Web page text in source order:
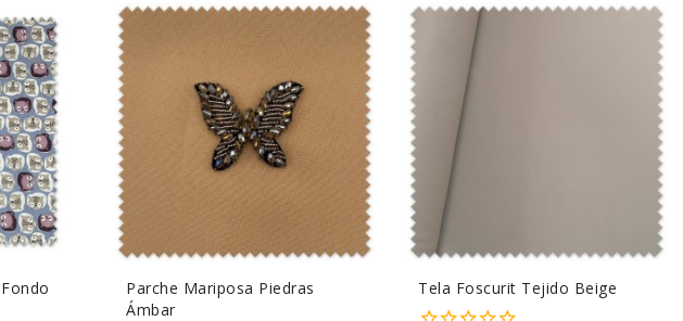
Parche Mariposa Piedras
Ámbar
Tela Foscurit Tejido Beige